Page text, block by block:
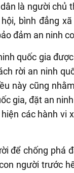
là người chủ
bình đẳng
đảm an ninh
quốc gia
rời an ninh
này cũng
gia, đặt an
các hành vi
để chống phá
người trước